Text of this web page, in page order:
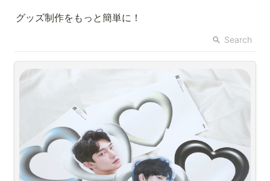
グッズ制作をもっと簡単に！
Search